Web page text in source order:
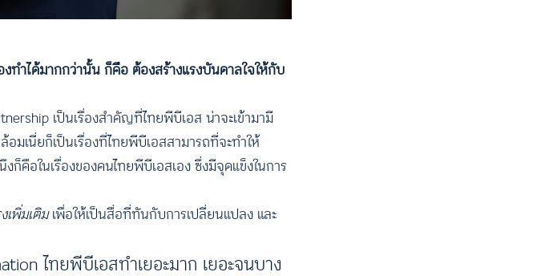
ทําได้มากกว่านั้น ก็คือ ต้องสร้างแรงบันดาลใจให้กับ
เป็นเรื่องสําคัญที่ไทยพีบีเอส น่าจะเข้ามามี
มเนี่ยก็เป็นเรื่องที่ไทยพีบีเอสสามารถที่จะทําให้
ก็คือในเรื่องของคนไทยพีบีเอสเอง ซึ่งมีจุดแข็งในการ
เพิ่มเติมเพื่อให้เป็นสื่อที่ทันกับการเปลี่ยนแปลง และ
ไทยพีบีเอสทําเยอะมาก เยอะจนบาง